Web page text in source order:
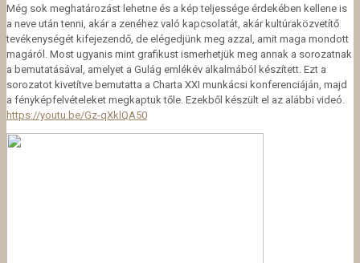
Még sok meghatározást lehetne és a kép teljessége érdekében kellene is
a neve után tenni, akár a zenéhez való kapcsolatát, akár kultúraközvetítő
tevékenységét kifejezendő, de elégedjünk meg azzal, amit maga mondott
magáról. Most ugyanis mint grafikust ismerhetjük meg annak a sorozatnak
a bemutatásával, amelyet a Gulág emlékév alkalmából készített. Ezt a
sorozatot kivetítve bemutatta a Charta XXI munkácsi konferenciáján, majd
a fényképfelvételeket megkaptuk tőle. Ezekből készült el az alábbi videó.
https://youtu.be/Gz-qXklQA50